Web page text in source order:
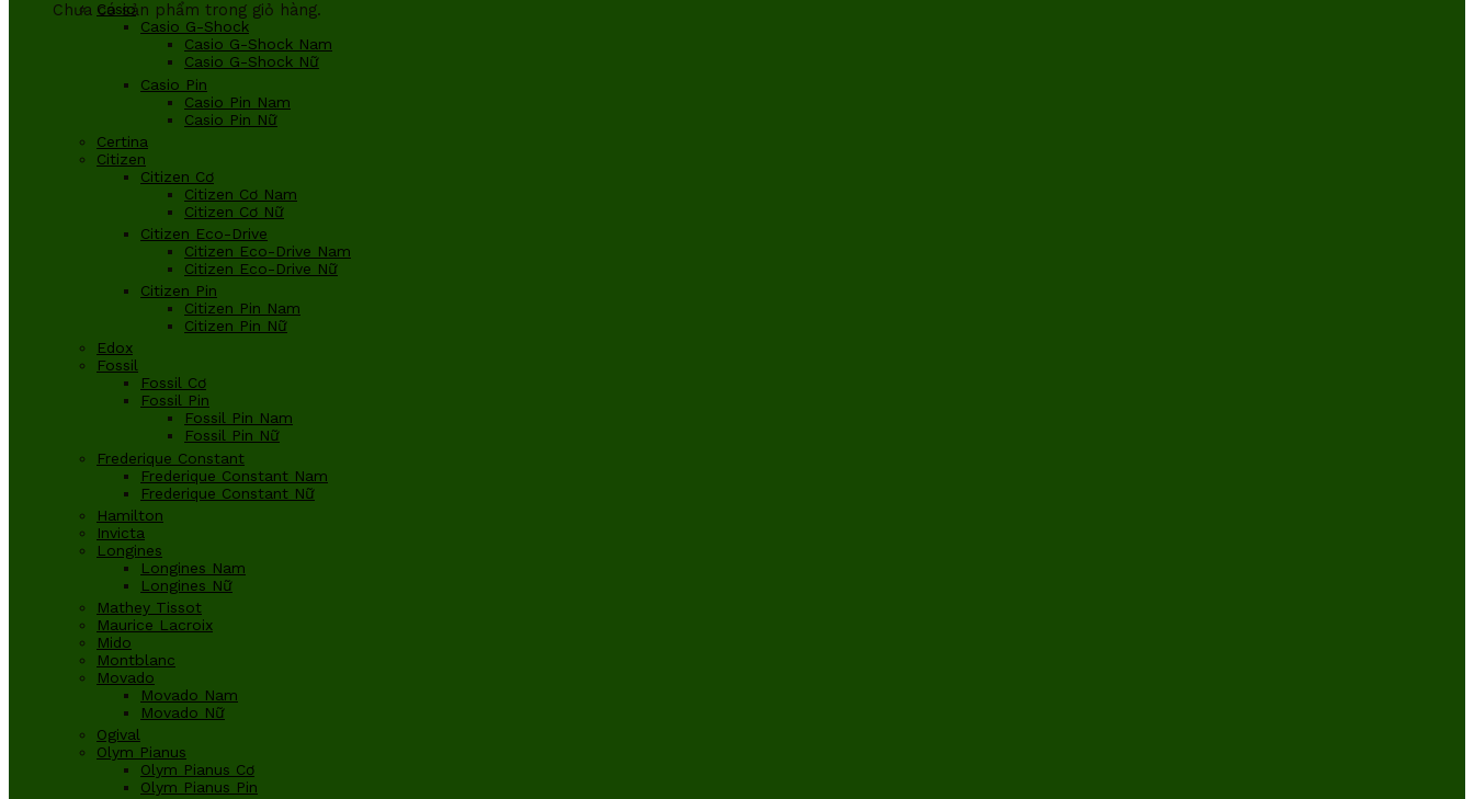
Chưa có sản phẩm trong giỏ hàng.
Casio
Casio G-Shock
Casio G-Shock Nam
Casio G-Shock Nữ
Casio Pin
Casio Pin Nam
Casio Pin Nữ
Certina
Citizen
Citizen Cơ
Citizen Cơ Nam
Citizen Cơ Nữ
Citizen Eco-Drive
Citizen Eco-Drive Nam
Citizen Eco-Drive Nữ
Citizen Pin
Citizen Pin Nam
Citizen Pin Nữ
Edox
Fossil
Fossil Cơ
Fossil Pin
Fossil Pin Nam
Fossil Pin Nữ
Frederique Constant
Frederique Constant Nam
Frederique Constant Nữ
Hamilton
Invicta
Longines
Longines Nam
Longines Nữ
Mathey Tissot
Maurice Lacroix
Mido
Montblanc
Movado
Movado Nam
Movado Nữ
Ogival
Olym Pianus
Olym Pianus Cơ
Olym Pianus Pin